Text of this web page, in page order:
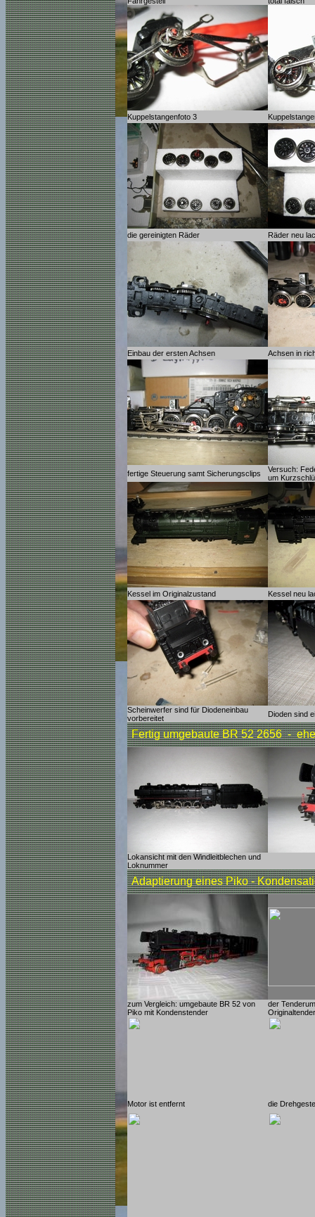
Kuppelstangenfoto 3
die gereinigten Räder Räder neu
Einbau der ersten Achsen Achsen in
fertige Steuerung samt Sicherungsclips
Versuch:
um
Kessel im Originalzustand Kessel neu
Scheinwerfer sind für Diodeneinbau
vorbereitet
Dioden sind
Fertig umgebaute BR 52 2656 -
Lokansicht mit den Windleitblechen und
Loknummer
Adaptierung eines Piko -
zum Vergleich: umgebaute BR 52 von
Piko mit Kondenstender
der
Motor ist entfernt die